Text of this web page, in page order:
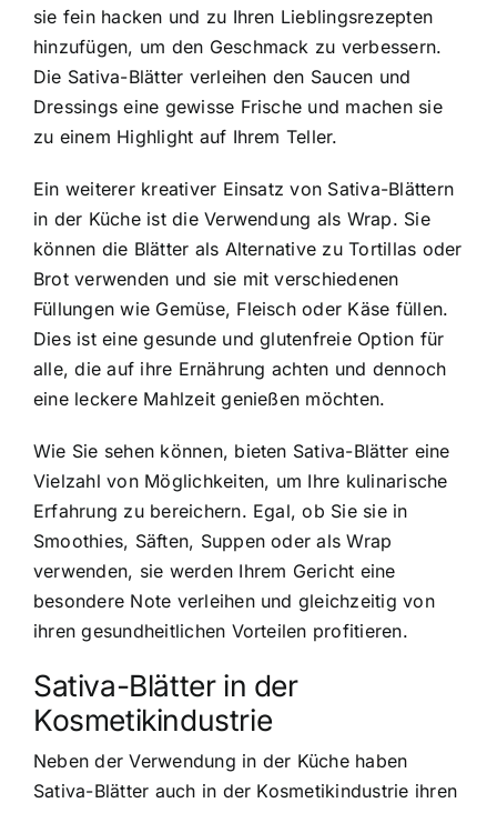
sie fein hacken und zu Ihren Lieblingsrezepten
hinzufügen, um den Geschmack zu verbessern.
Die Sativa-Blätter verleihen den Saucen und
Dressings eine gewisse Frische und machen sie
zu einem Highlight auf Ihrem Teller.
Ein weiterer kreativer Einsatz von Sativa-Blättern
in der Küche ist die Verwendung als Wrap. Sie
können die Blätter als Alternative zu Tortillas oder
Brot verwenden und sie mit verschiedenen
Füllungen wie Gemüse, Fleisch oder Käse füllen.
Dies ist eine gesunde und glutenfreie Option für
alle, die auf ihre Ernährung achten und dennoch
eine leckere Mahlzeit genießen möchten.
Wie Sie sehen können, bieten Sativa-Blätter eine
Vielzahl von Möglichkeiten, um Ihre kulinarische
Erfahrung zu bereichern. Egal, ob Sie sie in
Smoothies, Säften, Suppen oder als Wrap
verwenden, sie werden Ihrem Gericht eine
besondere Note verleihen und gleichzeitig von
ihren gesundheitlichen Vorteilen profitieren.
Sativa-Blätter in der
Kosmetikindustrie
Neben der Verwendung in der Küche haben
Sativa-Blätter auch in der Kosmetikindustrie ihren